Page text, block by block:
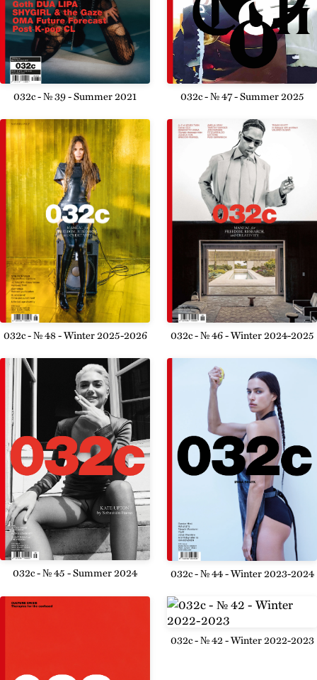
032c - № 39 - Summer 2021 032c - № 47 - Summer 2025
032c - № 48 - Winter 2025-2026 032c - № 46 - Winter 2024-2025
032c - № 45 - Summer 2024 032c - № 44 - Winter 2023-2024
032c - № 42 - Winter 2022-2023